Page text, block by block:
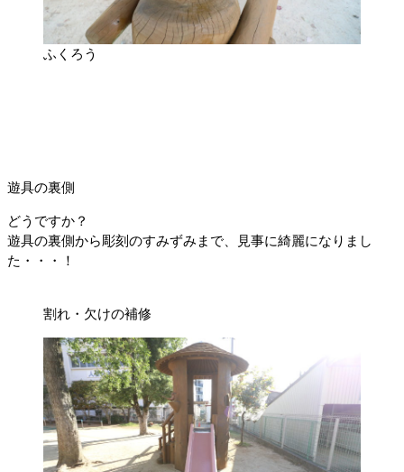
ふくろう
遊具の裏側
どうですか？
遊具の裏側から彫刻のすみずみまで、見事に綺麗になりまし
た・・・！
割れ・欠けの補修